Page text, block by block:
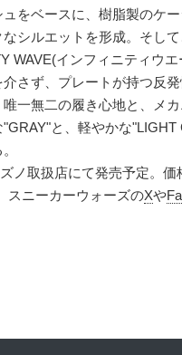
をベースに、樹脂製のケ
シルエットを形成。そし
WAVE(インフィニティウ
さず、プレートが持つ反
一無二の履き心地と、メ
と、軽やかな"LIGHT
ノ取扱店にて発売予定。価
スニーカーウォーズのXや